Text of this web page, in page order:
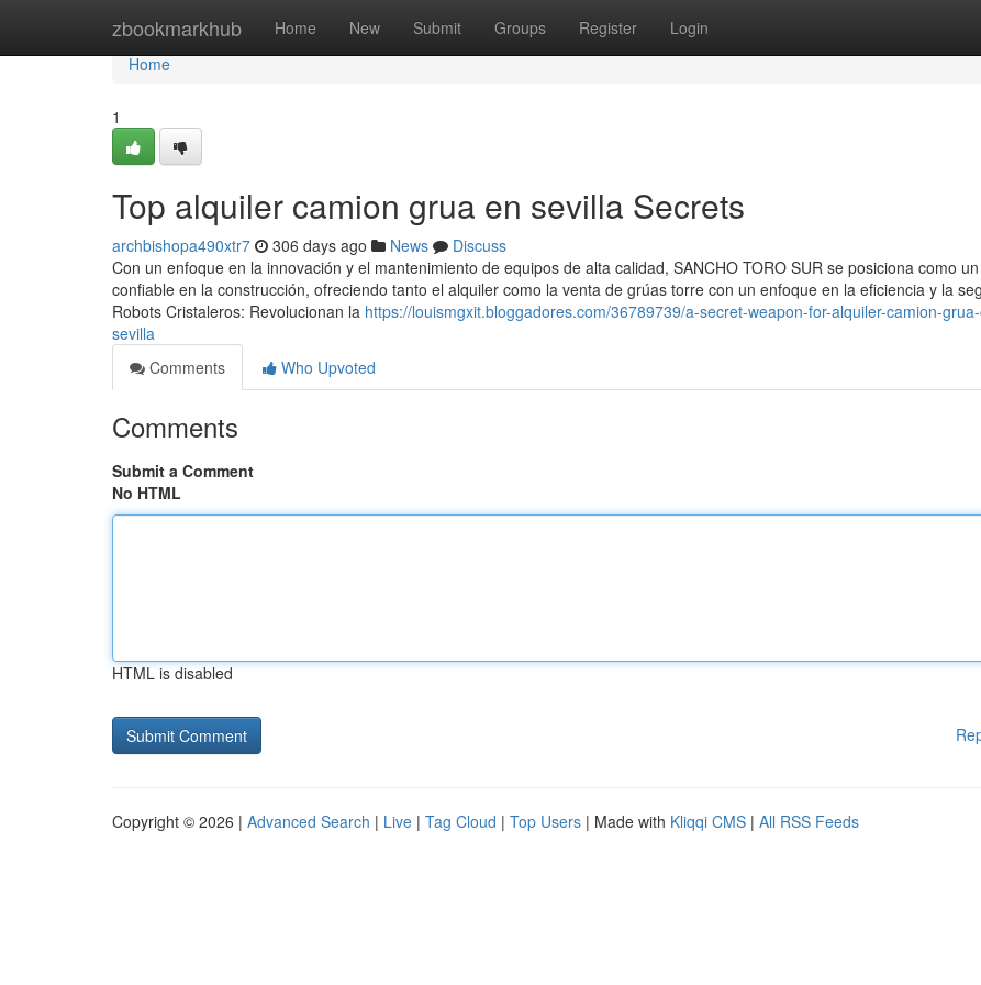
zbookmarkhub Home New Submit Groups Register Login
Home
Home
1
Top alquiler camion grua en sevilla Secrets
archbishopa490xtr7 306 days ago News
Discuss
Con un enfoque en la innovación y el mantenimiento de equipos de alta calidad, SANCHO TORO SUR se posiciona como
confiable en la construcción, ofreciendo tanto el alquiler como la venta de grúas torre con un enfoque en la eficiencia y la
Robots Cristaleros: Revolucionan la https://louismgxit.bloggadores.com/36789739/a-secret-weapon-for-alquiler-camion-
sevilla
Comments
Who Upvoted
Comments
Submit a Comment
No HTML
HTML is disabled
Copyright © 2026 | Advanced Search | Live | Tag Cloud | Top Users | Made with Kliqqi CMS | All RSS Feeds